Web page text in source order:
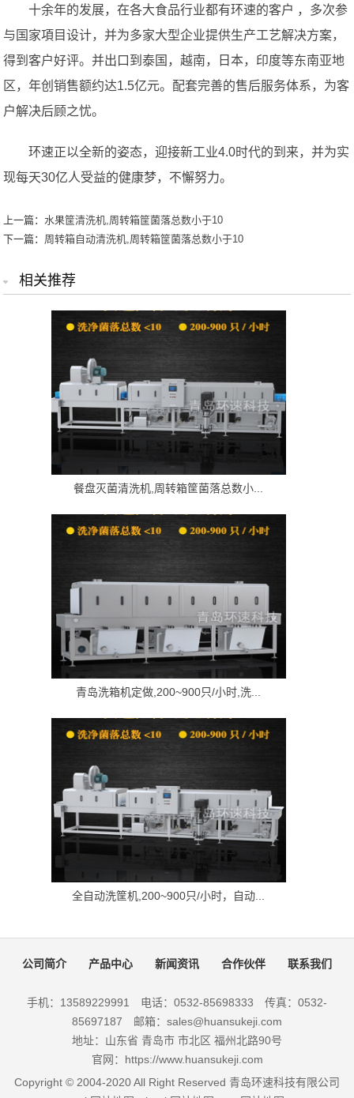
十余年的发展，在各大食品行业都有环速的客户 ，多次参
与国家項目设计，并为多家大型企业提供生产工艺解决方案，
得到客户好评。并出口到泰国，越南，日本，印度等东南亚地
区，年创销售额约达1.5亿元。配套完善的售后服务体系，为客
户解决后顾之忧。
环速正以全新的姿态，迎接新工业4.0时代的到来，并为实
现每天30亿人受益的健康梦，不懈努力。
上一篇：水果筐清洗机,周转箱筐菌落总数小于10
下一篇： 周转箱自动清洗机,周转箱筐菌落总数小于10
相关推荐
餐盘灭菌清洗机,周转箱筐菌落总数小...
青岛洗箱机定做,200~900只/小时,洗...
全自动洗筐机,200~900只/小时，自动...
公司简介 产品中心 新闻资讯 合作伙伴 联系我们
手机：13589229991 电话：0532-85698333 传真：0532-
85697187 邮箱：sales@huansukeji.com
地址：山东省 青岛市 市北区 福州北路90号
官网：https://www.huansukeji.com
Copyright © 2004-2020 All Right Reserved 青岛环速科技有限公司